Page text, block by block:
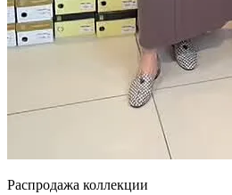
Распродажа коллекции